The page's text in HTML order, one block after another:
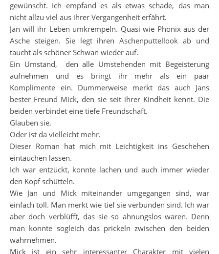
gewünscht. Ich empfand es als etwas schade, das man
nicht allzu viel aus ihrer Vergangenheit erfährt.
Jan will ihr Leben umkrempeln. Quasi wie Phönix aus der
Asche steigen. Sie legt ihren Aschenputtellook ab und
taucht als schöner Schwan wieder auf.
Ein Umstand, den alle Umstehenden mit Begeisterung
aufnehmen und es bringt ihr mehr als ein paar
Komplimente ein. Dummerweise merkt das auch Jans
bester Freund Mick, den sie seit ihrer Kindheit kennt. Die
beiden verbindet eine tiefe Freundschaft.
Glauben sie.
Oder ist da vielleicht mehr.
Dieser Roman hat mich mit Leichtigkeit ins Geschehen
eintauchen lassen.
Ich war entzückt, konnte lachen und auch immer wieder
den Kopf schütteln.
Wie Jan und Mick miteinander umgegangen sind, war
einfach toll. Man merkt wie tief sie verbunden sind. Ich war
aber doch verblüfft, das sie so ahnungslos waren. Denn
man konnte sogleich das prickeln zwischen den beiden
wahrnehmen.
Mick ist ein sehr interessanter Charakter mit vielen